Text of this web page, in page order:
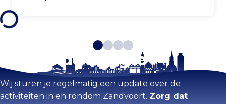
Blijf op de hoogte
Wij sturen je regelmatig een update over de
activiteiten in en rondom Zandvoort. Zorg dat